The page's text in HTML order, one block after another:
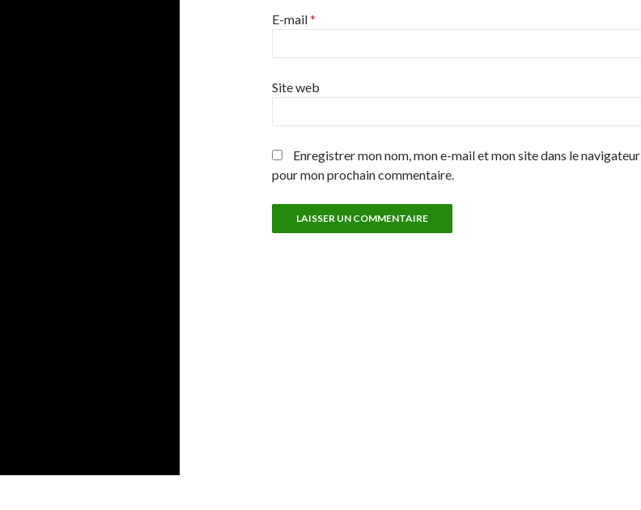
E-mail*
Site web
Enregistrer mon nom, mon e-mail et mon site dans le navigateur
pour mon prochain commentaire.